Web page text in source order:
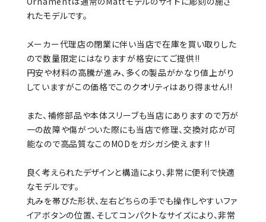
れたモデルです。
メーカー代理店の閉業に伴い当店で在庫を買い取りした
ので数量限定にはなりますが格安にてご提供!!
円安や材料の高騰が進み、多くの製品がかなり値上がり
していますがこの価格でこのクオリティはあり得ません!!
また、補修部品や本体スリーブも当店にありますので万が
一の故障や傷がついた際にも当店で修理、交換対応が可
能なので高品質なこのMODをガシガシ使えます!!
良く考えられたデザインと構造により、非常に便利で快適
なモデルです。
丸みを帯びた形状、左右どちらの手でも操作しやすいファ
イアボタンの位置、そしてコンパクトなサイズにより、非常